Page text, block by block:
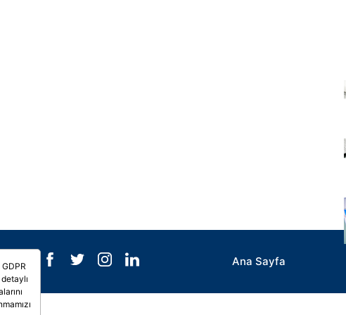
Video Ana Sayfa